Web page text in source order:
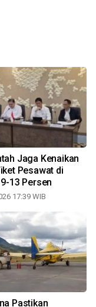
Jaga Kenaikan
Pesawat di
13 Persen
17:39 WIB
Pastikan